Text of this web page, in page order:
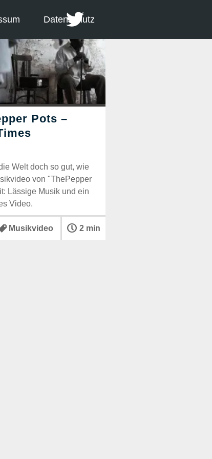
Datenschutz
Welt doch so gut, wie
von "ThePepper
Lässige Musik und ein
Video.
Musikvideo 2 min